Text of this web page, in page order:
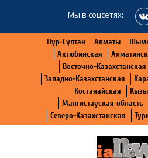
Мы в соцсетях:
Нур-Султан Алматы
Актюбинская
Восточно-Казахстанская
Западно-Казахстанская
Костанайская
Мангистауская область
Северо-Казахстанская